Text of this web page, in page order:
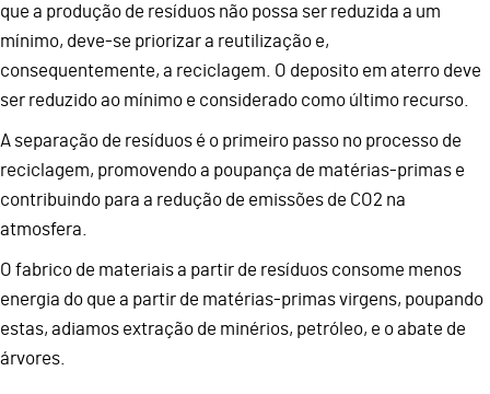
que a produção de resíduos não possa ser reduzida a um
mínimo, deve-se priorizar a reutilização e,
consequentemente, a reciclagem. O deposito em aterro deve
ser reduzido ao mínimo e considerado como último recurso.
A separação de resíduos é o primeiro passo no processo de
reciclagem, promovendo a poupança de matérias-primas e
contribuindo para a redução de emissões de CO2 na
atmosfera.
O fabrico de materiais a partir de resíduos consome menos
energia do que a partir de matérias-primas virgens, poupando
estas, adiamos extração de minérios, petróleo, e o abate de
árvores.